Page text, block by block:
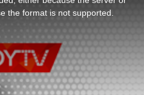
the format is not supported.